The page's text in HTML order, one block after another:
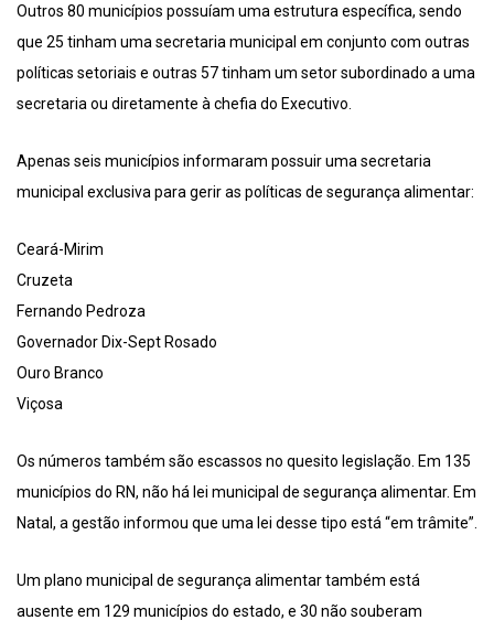
Outros 80 municípios possuíam uma estrutura específica, sendo
que 25 tinham uma secretaria municipal em conjunto com outras
políticas setoriais e outras 57 tinham um setor subordinado a uma
secretaria ou diretamente à chefia do Executivo.
Apenas seis municípios informaram possuir uma secretaria
municipal exclusiva para gerir as políticas de segurança alimentar:
Ceará-Mirim
Cruzeta
Fernando Pedroza
Governador Dix-Sept Rosado
Ouro Branco
Viçosa
Os números também são escassos no quesito legislação. Em 135
municípios do RN, não há lei municipal de segurança alimentar. Em
Natal, a gestão informou que uma lei desse tipo está “em trâmite”.
Um plano municipal de segurança alimentar também está
ausente em 129 municípios do estado, e 30 não souberam